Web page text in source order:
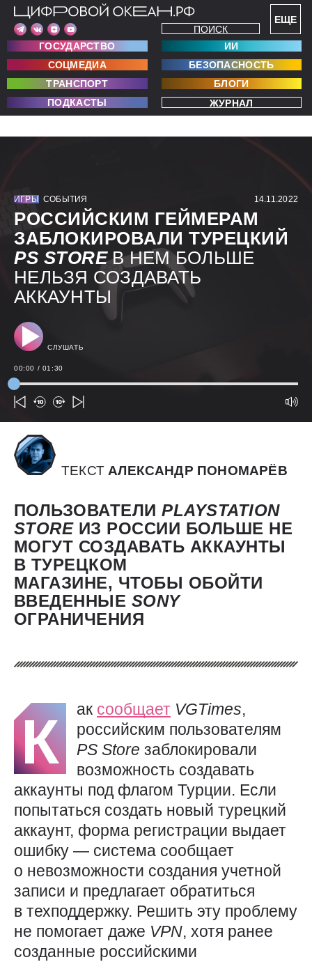
ЕЩЕ
ПОИСК
ГОСУДАРСТВО
ИИ
СОЦМЕДИА
БЕЗОПАСНОСТЬ
ТРАНСПОРТ
БЛОГИ
ПОДКАСТЫ
ЖУРНАЛ
ИГРЫ СОБЫТИЯ 14.11.2022
РОССИЙСКИМ ГЕЙМЕРАМ
ЗАБЛОКИРОВАЛИ ТУРЕЦКИЙ
PS STOREВ НЕМ БОЛЬШЕ
НЕЛЬЗЯ СОЗДАВАТЬ
АККАУНТЫ
СЛУШАТЬ
00:00 / 01:30
ТЕКСТ АЛЕКСАНДР ПОНОМАРЁВ
ПОЛЬЗОВАТЕЛИPLAYSTATION
STORE ИЗ РОССИИ БОЛЬШЕ НЕ
МОГУТ СОЗДАВАТЬ АККАУНТЫ
В ТУРЕЦКОМ
МАГАЗИНЕ, ЧТОБЫ ОБОЙТИ
ВВЕДЕННЫЕ SONY
ОГРАНИЧЕНИЯ
К ак сообщает VGTimes,
российским пользователям
PS Store заблокировали
возможность создавать
аккаунты под флагом Турции. Если
попытаться создать новый турецкий
аккаунт, форма регистрации выдает
ошибку — система сообщает
о невозможности создания учетной
записи и предлагает обратиться
в техподдержку. Решить эту проблему
не помогает даже VPN, хотя ранее
созданные российскими